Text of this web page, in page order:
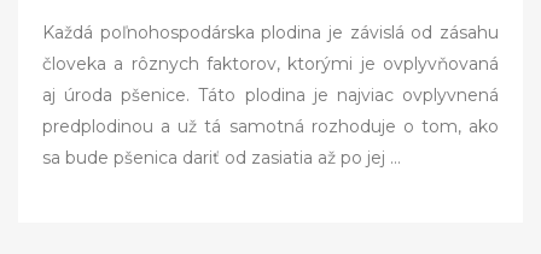
t
d
o
Každá poľnohospodárska plodina je závislá od zásahu
človeka a rôznych faktorov, ktorými je ovplyvňovaná
aj úroda pšenice. Táto plodina je najviac ovplyvnená
predplodinou a už tá samotná rozhoduje o tom, ako
sa bude pšenica dariť od zasiatia až po jej …